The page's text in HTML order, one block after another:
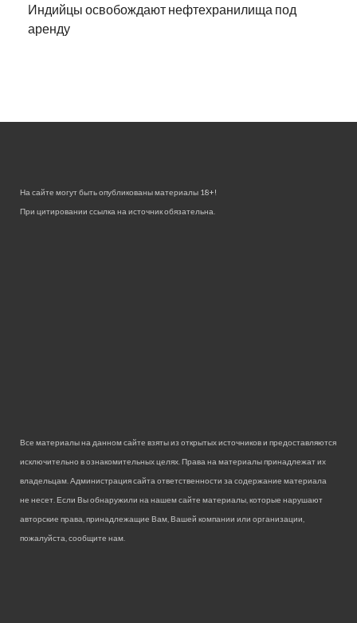
Индийцы освобождают нефтехранилища под
аренду
На сайте могут быть опубликованы материалы 18+!
При цитировании ссылка на источник обязательна.
Все материалы на данном сайте взяты из открытых источников и предоставляются
исключительно в ознакомительных целях. Права на материалы принадлежат их
владельцам. Администрация сайта ответственности за содержание материала
не несет. Если Вы обнаружили на нашем сайте материалы, которые нарушают
авторские права, принадлежащие Вам, Вашей компании или организации,
пожалуйста, сообщите нам.